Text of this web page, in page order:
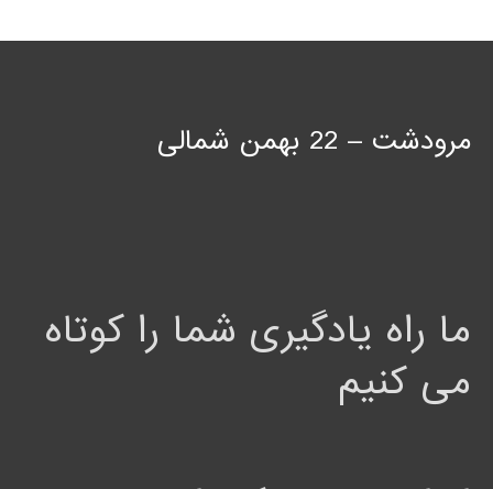
مرودشت – 22 بهمن شمالی
ما راه یادگیری شما را کوتاه
می کنیم